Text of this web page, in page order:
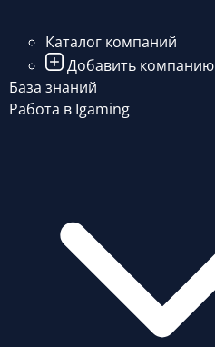
Каталог компаний
Добавить компанию
База знаний
Работа в Igaming